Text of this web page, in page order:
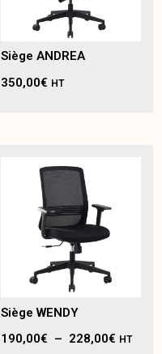
Siège ANDREA
350,00€ HT
Siège WENDY
190,00€ – 228,00€ HT